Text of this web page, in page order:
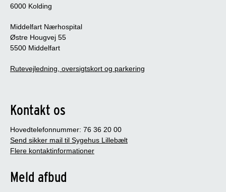
6000 Kolding
Middelfart Nærhospital
Østre Hougvej 55
5500 Middelfart
Rutevejledning, oversigtskort og parkering
Kontakt os
Hovedtelefonnummer: 76 36 20 00
Send sikker mail til Sygehus Lillebælt
Flere kontaktinformationer
Meld afbud